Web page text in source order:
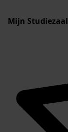
Mijn Studiezaal